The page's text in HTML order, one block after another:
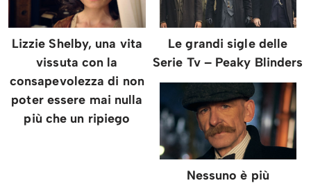
Lizzie Shelby, una vita
vissuta con la
consapevolezza di non
poter essere mai nulla
più che un ripiego
Le grandi sigle delle
Serie Tv – Peaky Blinders
Nessuno è più